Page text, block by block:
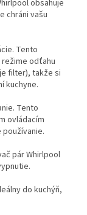
obsahuje
chráni vašu
Tento
odťahu
filter), takže si
kuchyne.
Tento
ovládacím
pár Whirlpool
do kuchýň,